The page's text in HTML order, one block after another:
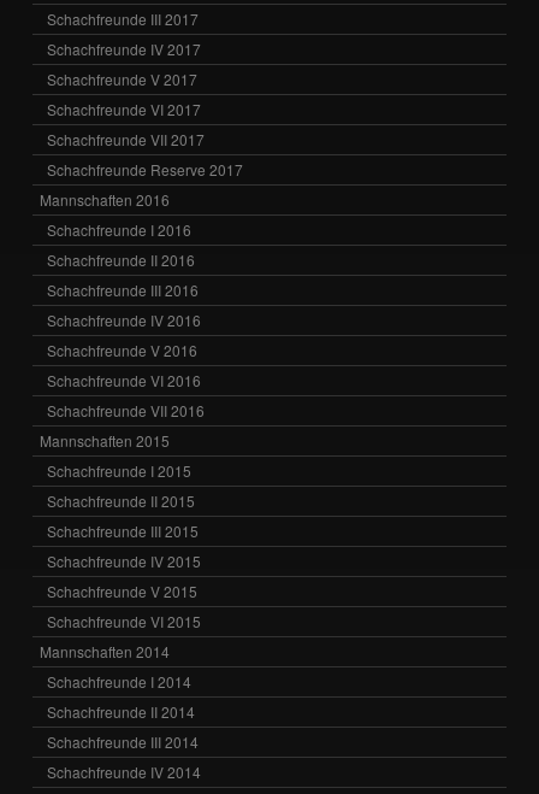
Schachfreunde III 2017
Schachfreunde IV 2017
Schachfreunde V 2017
Schachfreunde VI 2017
Schachfreunde VII 2017
Schachfreunde Reserve 2017
Mannschaften 2016
Schachfreunde I 2016
Schachfreunde II 2016
Schachfreunde III 2016
Schachfreunde IV 2016
Schachfreunde V 2016
Schachfreunde VI 2016
Schachfreunde VII 2016
Mannschaften 2015
Schachfreunde I 2015
Schachfreunde II 2015
Schachfreunde III 2015
Schachfreunde IV 2015
Schachfreunde V 2015
Schachfreunde VI 2015
Mannschaften 2014
Schachfreunde I 2014
Schachfreunde II 2014
Schachfreunde III 2014
Schachfreunde IV 2014